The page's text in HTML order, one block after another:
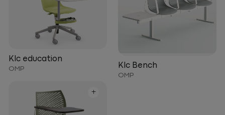
Klc Bench
OMP
Klc education
OMP
+